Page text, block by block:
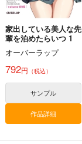
Fate/GOMEMO10
ワダメモ
（税込）
作品詳細
家出している美人な先
輩を泊めたらいつ 1
オーバーラップ
792円 （税込）
サンプル
作品詳細